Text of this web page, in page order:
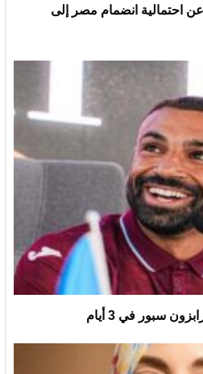
احتمالية انضمام مصر إلى
سبور في 3 أيام